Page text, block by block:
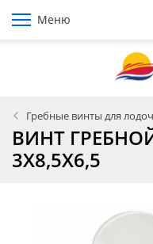
Меню
Гребные винты для
ВИНТ ГРЕБНОЙ
3X8,5X6,5